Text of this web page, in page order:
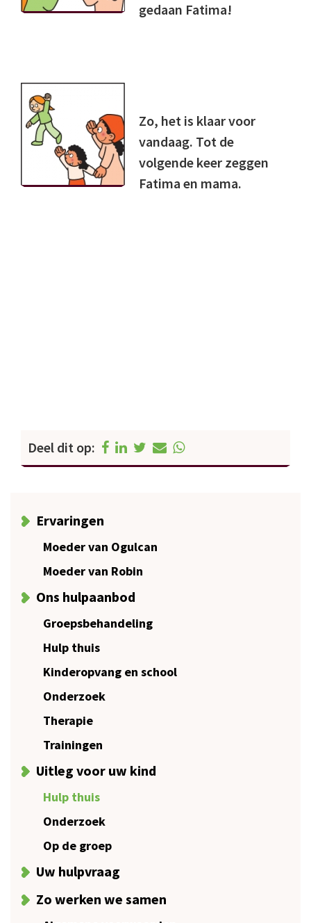
gedaan Fatima!
Zo, het is klaar voor
vandaag. Tot de
volgende keer zeggen
Fatima en mama.
Deel dit op:
Ervaringen
Moeder van Ogulcan
Moeder van Robin
Ons hulpaanbod
Groepsbehandeling
Hulp thuis
Kinderopvang en school
Onderzoek
Therapie
Trainingen
Uitleg voor uw kind
Hulp thuis
Onderzoek
Op de groep
Uw hulpvraag
Zo werken we samen